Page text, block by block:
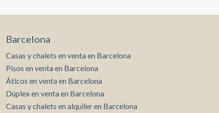
Barcelona
Casas y chalets en venta en Barcelona
Pisos en venta en Barcelona
Áticos en venta en Barcelona
Dúplex en venta en Barcelona
Casas y chalets en alquiler en Barcelona